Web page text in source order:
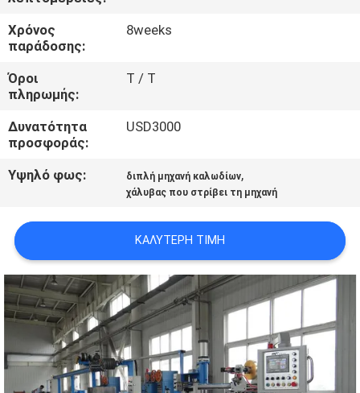
ΈΛΕΓΧΟΣ
ΠΟΙΌΤΗΤΑΣ
ΕΠΙΚΟΙΝΩΝΉΣΤΕ
ΜΑΖΊ
ΜΑΣ
ΥΠΟΘΈΣΕΙΣ
SITEMAP
PRIVACY
POLICY
Χρόνος
παράδοσης:
8weeks
Όροι
πληρωμής:
T / T
Δυνατότητα
προσφοράς:
USD3000
Υψηλό φως: διπλή μηχανή καλωδίων,
χάλυβας που στρίβει τη μηχανή
ΚΑΛΎΤΕΡΗ ΤΙΜΉ